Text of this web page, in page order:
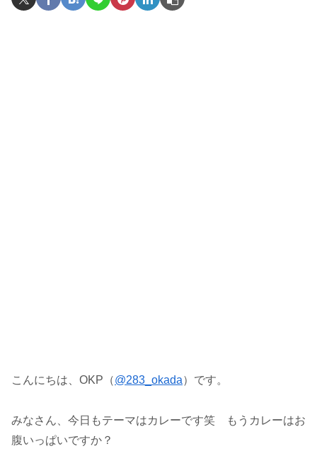
こんにちは、OKP（@283_okada）です。
みなさん、今日もテーマはカレーです笑 もうカレーはお
腹いっぱいですか？